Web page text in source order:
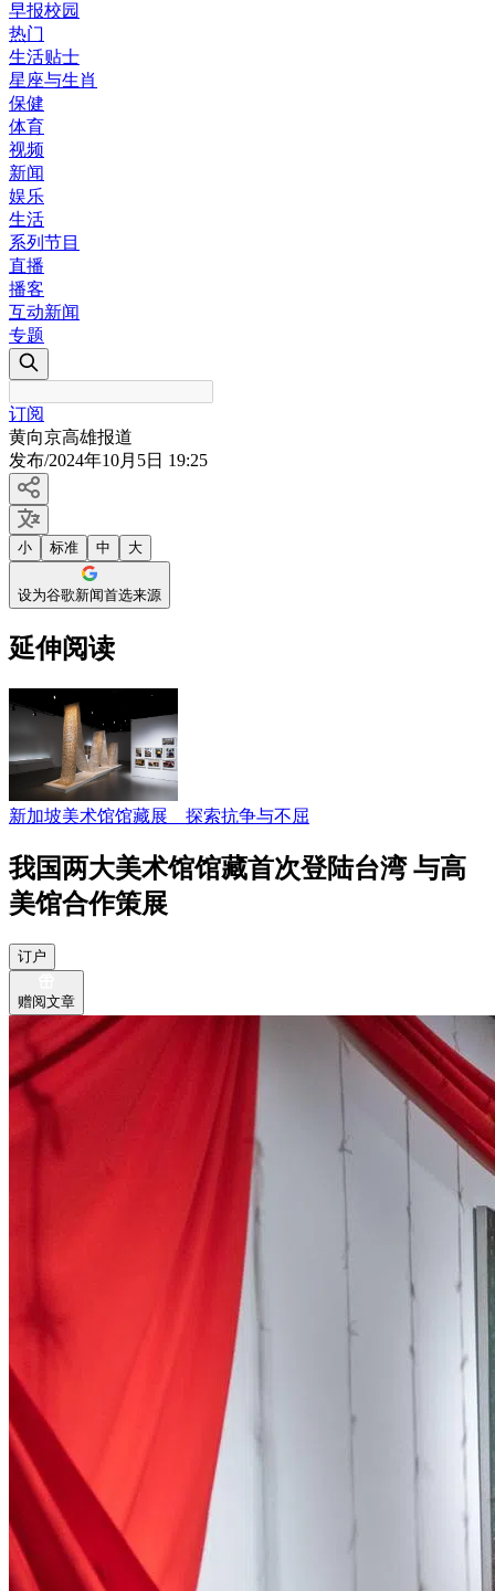
早报校园
热门
生活贴士
星座与生肖
保健
体育
视频
新闻
娱乐
生活
系列节目
直播
播客
互动新闻
专题
订阅
黄向京高雄报道
发布/2024年10月5日 19:25
小 标准 中 大
设为谷歌新闻首选来源
延伸阅读
新加坡美术馆馆藏展 探索抗争与不屈
我国两大美术馆馆藏首次登陆台湾 与高
美馆合作策展
订户
赠阅文章